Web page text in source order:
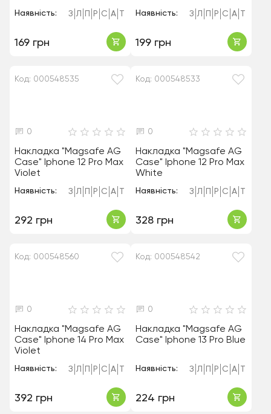
Наявність: З Л Р С А
169 грн
Наявність: З Л Р С А
199 грн
Код: 000548535
0
Накладка "Magsafe AG
Case" Iphone 12 Pro Max
Violet
Наявність: З Л Р С А
292 грн
Код: 000548533
0
Накладка "Magsafe AG
Case" Iphone 12 Pro Max
White
Наявність: З Л Р С А
328 грн
Код: 000548560
0
Накладка "Magsafe AG
Case" Iphone 14 Pro Max
Violet
Наявність: З Л Р С А
392 грн
Код: 000548542
0
Накладка "Magsafe AG
Case" Iphone 13 Pro Blue
Наявність: З Л Р С А
224 грн